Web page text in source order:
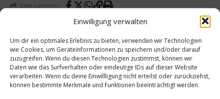
Einwilligung verwalten
Um dir ein optimales Erlebnis zu bieten, verwenden wir Technologien
wie Cookies, um Geräteinformationen zu speichern und/oder darauf
zuzugreifen. Wenn du diesen Technologien zustimmst, können wir
Daten wie das Surfverhalten oder eindeutige IDs auf dieser Website
verarbeiten. Wenn du deine Einwillligung nicht erteilst oder zurückziehst,
können bestimmte Merkmale und Funktionen beeinträchtigt werden.
Beitrag teilen
vorheriger Beitrag
Mit
Manuk
Nächster Beitrag
2023
in